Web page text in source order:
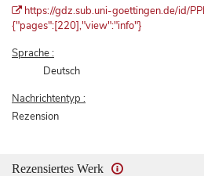
https://gdz.sub.uni-goettingen.de/id/
{"pages":[220],"view":"info"}
Sprache :
Deutsch
Nachrichtentyp :
Rezension
Rezensiertes Werk